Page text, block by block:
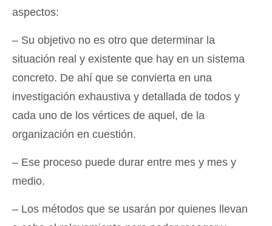
aspectos:
– Su objetivo no es otro que determinar la
situación real y existente que hay en un sistema
concreto. De ahí que se convierta en una
investigación exhaustiva y detallada de todos y
cada uno de los vértices de aquel, de la
organización en cuestión.
– Ese proceso puede durar entre mes y mes y
medio.
– Los métodos que se usarán por quienes llevan